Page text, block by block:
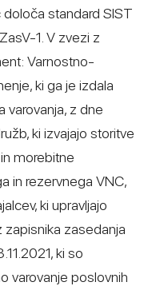
standard SIST
1. V zvezi z
Varnostno-
ki ga je izdala
varovanja, z dne
ki izvajajo storitve
morebitne
in rezervnega VNC,
ki upravljajo
zapisnika zasedanja
ki so
varovanje poslovnih